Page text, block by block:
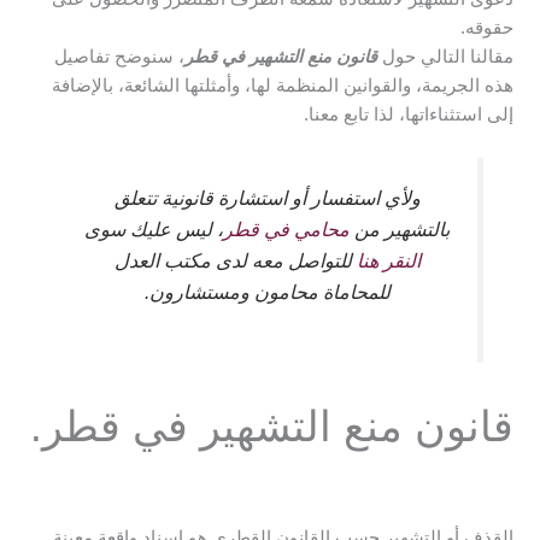
حقوقه.
مقالنا التالي حولقانون منع التشهير في قطر ، سنوضح تفاصيل
هذه الجريمة، والقوانين المنظمة لها، وأمثلتها الشائعة، بالإضافة
إلى استثناءاتها، لذا تابع معنا.
ولأي استفسار أو استشارة قانونية تتعلق
بالتشهير من محامي في قطر ، ليس عليك سوى
النقر هنا للتواصل معه لدى مكتب العدل
للمحاماة محامون ومستشارون.
قانون منع التشهير في قطر.